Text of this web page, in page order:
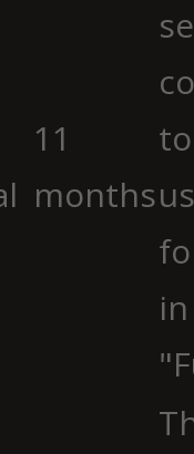
11
months